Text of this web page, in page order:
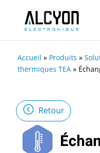
Accueil » Produits »
thermiques TEA »
Retour